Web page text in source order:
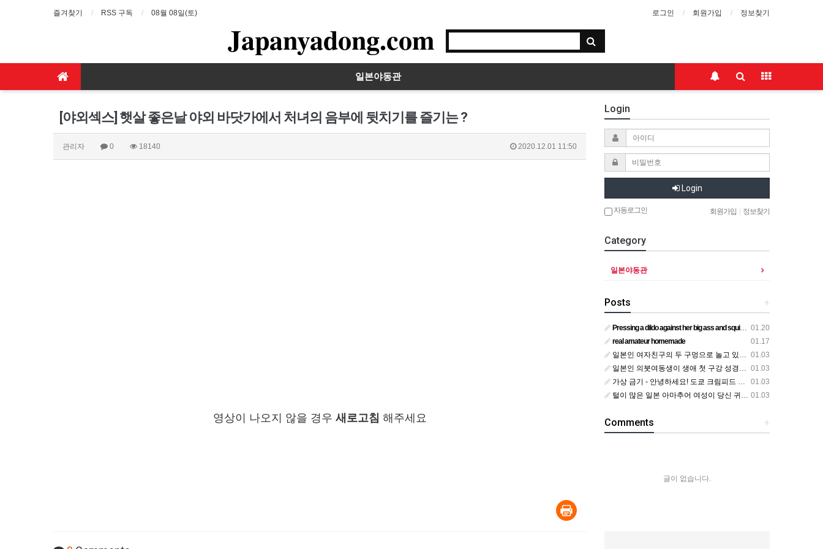
즐겨찾기 RSS 구독 08월 08일(토) 로그인 회원가입 정보찾기
Japanyadong.com
일본야동관
[야외섹스] 햇살 좋은날 야외 바닷가에서 처녀의 음부에 뒷치기를 즐기는 ?
관리자 0 18140 2020.12.01 11:50
영상이 나오지 않을 경우 새로고침 해주세요
Login
Login
자동로그인 회원가입 정보찾기
Category
일본야동관
+
Posts
01.20
Pressing a dildo against her big ass and squirting from below
01.17
real amateur homemade
01.03
일본인 여자친구의 두 구멍으로 놀고 있어요
01.03
일본인 의붓여동생이 생애 첫 구강 성경험을 공개하다
01.03
가상 금기 - 안녕하세요! 도쿄 크림피드 시엘에서
01.03
털이 많은 일본 아마추어 여성이 당신 귀에 대고 신음하며 자위합니다. 그녀가 오르가즘에 도달하는 모습을 보세요?
+
Comments
글이 없습니다.